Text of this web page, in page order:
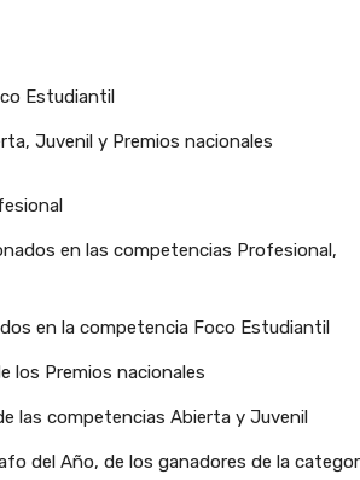
Estudiantil
Juvenil y Premios nacionales
en las competencias Profesional,
en la competencia Foco Estudiantil
los Premios nacionales
las competencias Abierta y Juvenil
del Año, de los ganadores de la